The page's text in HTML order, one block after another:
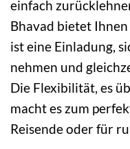
einfach
Bhavad bietet
ist eine Einladung,
nehmen und
Die Flexibilität, es
macht es zum
Reisende oder für